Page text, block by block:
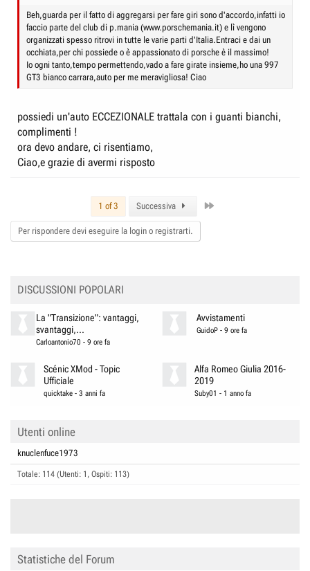
Beh,guarda per il fatto di aggregarsi per fare giri sono d'accordo,infatti io
faccio parte del club di p.mania (www.porschemania.it) e lì vengono
organizzati spesso ritrovi in tutte le varie parti d'Italia.Entraci e dai un
occhiata,per chi possiede o è appassionato di porsche è il massimo!
Io ogni tanto,tempo permettendo,vado a fare girate insieme,ho una 997
GT3 bianco carrara,auto per me meravigliosa! Ciao
possiedi un'auto ECCEZIONALE trattala con i guanti bianchi,
complimenti !
ora devo andare, ci risentiamo,
Ciao,e grazie di avermi risposto
1 of 3 Successiva
Per rispondere devi eseguire la login o registrarti.
DISCUSSIONI POPOLARI
La "Transizione": vantaggi,
svantaggi,...
Carloantonio70 - 9 ore fa
Avvistamenti
GuidoP - 9 ore fa
Scénic XMod - Topic
Ufficiale
quicktake -3 anni fa
Alfa Romeo Giulia 2016-
2019
Suby01 - 1 anno fa
Utenti online
knuclenfuce1973
Totale: 114 (Utenti: 1, Ospiti: 113)
Statistiche del Forum